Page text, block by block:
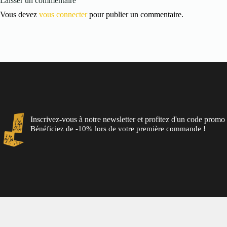
Vous devez vous connecterpour publier un commentaire.
Inscrivez-vous à notre newsletter et profitez d'un code
Bénéficiez de -10% lors de votre première commande !